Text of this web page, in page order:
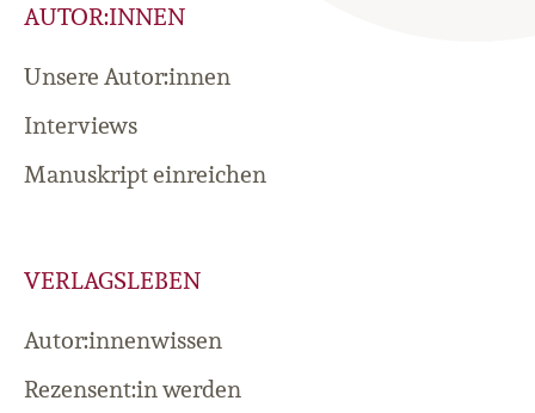
AUTOR:INNEN
Unsere Autor:innen
Interviews
Manuskript einreichen
VERLAGSLEBEN
Autor:innenwissen
Rezensent:in werden